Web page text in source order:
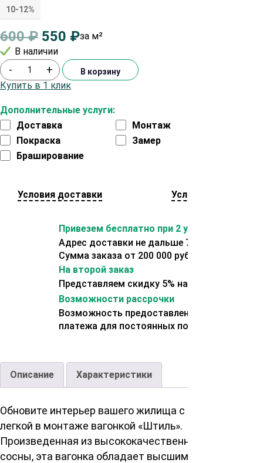
10-12%
600₽ 550 ₽за м²
В наличии
Дополнительные услуги:
Доставка
Монтаж
Покраска
Замер
Браширование
- + В корзину
Купить в 1 клик
Условия доставки Условия оплаты
Привезем бесплатно при 2 условиях:
Адрес доставки не дальше 70 км от склада.
Сумма заказа от 200 000 рублей.
На второй заказ
Представляем скидку 5% на второй заказ
Возможности рассрочки
Возможность предоставления отсрочки
платежа для постоянных покупателей.
Описание Характеристики
Обновите интерьер вашего жилища с элегантной и
легкой в монтаже вагонкой «Штиль».
Произведенная из высококачественной ангарской
сосны, эта вагонка обладает высшим сортом ВС и